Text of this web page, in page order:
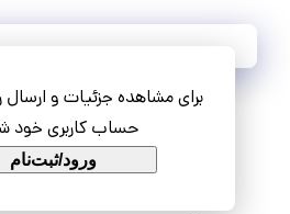
برای مشاهده جزئیات و ارسال
حساب کاربری خود
ورود/ثبت‌نام
مشاهده همه